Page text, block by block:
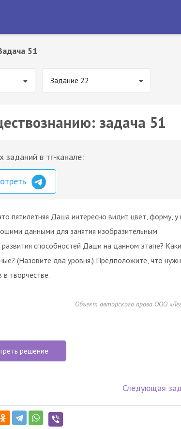
51
Задание 22
задача 51
заданий в тг-канале:
пятилетняя Даша интересно видит цвет, форму, у
данными для занятия изобразительным
способностей Даши на данном этапе?
(Назовите два уровня.) Предположите, что
творчестве.
Объект авторского права ООО
решение
Следующая